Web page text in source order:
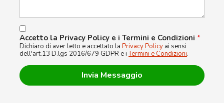
Accetto la Privacy Policy e i Termini e Condizioni *
Dichiaro di aver letto e accettato la Privacy Policy ai sensi
dell'art.13 D.lgs 2016/679 GDPR e iTermini e Condizioni.